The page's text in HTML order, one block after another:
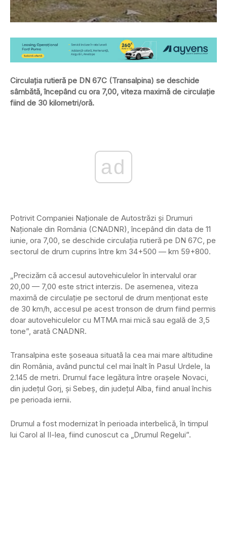
Circulaţia rutieră pe DN 67C (Transalpina) se deschide
sâmbătă, începând cu ora 7,00, viteza maximă de circulaţie
fiind de 30 kilometri/oră.
ad
Potrivit Companiei Naţionale de Autostrăzi şi Drumuri
Naţionale din România (CNADNR), începând din data de 11
iunie, ora 7,00, se deschide circulaţia rutieră pe DN 67C, pe
sectorul de drum cuprins între km 34+500 — km 59+800.
„Precizăm că accesul autovehiculelor în intervalul orar
20,00 — 7,00 este strict interzis. De asemenea, viteza
maximă de circulaţie pe sectorul de drum menţionat este
de 30 km/h, accesul pe acest tronson de drum fiind permis
doar autovehiculelor cu MTMA mai mică sau egală de 3,5
tone”, arată CNADNR.
Transalpina este şoseaua situată la cea mai mare altitudine
din România, având punctul cel mai înalt în Pasul Urdele, la
2.145 de metri. Drumul face legătura între oraşele Novaci,
din judeţul Gorj, şi Sebeş, din judeţul Alba, fiind anual închis
pe perioada iernii.
Drumul a fost modernizat în perioada interbelică, în timpul
lui Carol al II-lea, fiind cunoscut ca „Drumul Regelui”.